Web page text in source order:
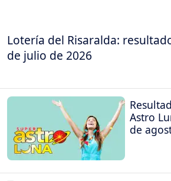
Lotería del Risaralda:
de julio de 2026
Astro
de